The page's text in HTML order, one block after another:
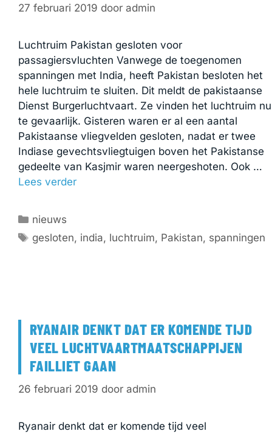
27 februari 2019 door admin
Luchtruim Pakistan gesloten voor
passagiersvluchten Vanwege de toegenomen
spanningen met India, heeft Pakistan besloten het
hele luchtruim te sluiten. Dit meldt de pakistaanse
Dienst Burgerluchtvaart. Ze vinden het luchtruim nu
te gevaarlijk. Gisteren waren er al een aantal
Pakistaanse vliegvelden gesloten, nadat er twee
Indiase gevechtsvliegtuigen boven het Pakistanse
gedeelte van Kasjmir waren neergeshoten. Ook …
Lees verder
Categorieën
nieuws
Tags
gesloten, india, luchtruim, Pakistan, spanningen
RYANAIR DENKT DAT ER KOMENDE TIJD
VEEL LUCHTVAARTMAATSCHAPPIJEN
FAILLIET GAAN
26 februari 2019 door admin
Ryanair denkt dat er komende tijd veel